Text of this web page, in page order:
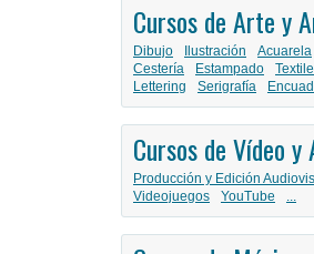
Cursos de Arte y
Dibujo Ilustración Acuarela
Cestería
Estampado
Lettering
Serigrafía
Cursos de Vídeo y
Producción y Edición
Videojuegos
YouTube ...